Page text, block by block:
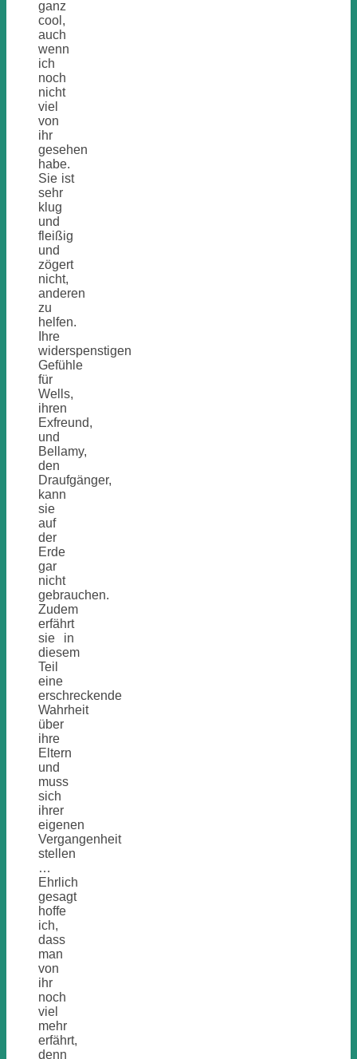
ganz
cool,
auch
wenn
ich
noch
nicht
viel
von
ihr
gesehen
habe.
Sie ist
sehr
klug
und
fleißig
und
zögert
nicht,
anderen
zu
helfen.
Ihre
widerspenstigen
Gefühle
für
Wells,
ihren
Exfreund,
und
Bellamy,
den
Draufgänger,
kann
sie
auf
der
Erde
gar
nicht
gebrauchen.
Zudem
erfährt
sie in
diesem
Teil
eine
erschreckende
Wahrheit
über
ihre
Eltern
und
muss
sich
ihrer
eigenen
Vergangenheit
stellen
…
Ehrlich
gesagt
hoffe
ich,
dass
man
von
ihr
noch
viel
mehr
erfährt,
denn